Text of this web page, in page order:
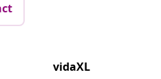
vidaXL